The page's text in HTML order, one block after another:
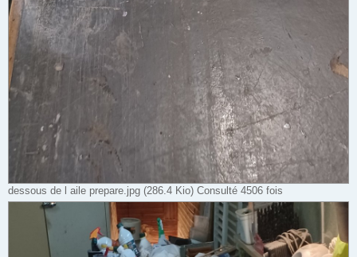
dessous de l aile prepare.jpg (286.4 Kio) Consulté 4506 fois